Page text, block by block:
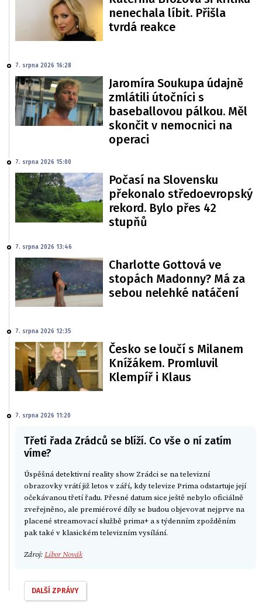
nenechala líbit. Přišla
tvrdá reakce
7. srpna 2026 16:28
Jaromíra Soukupa údajně
zmlátili útočníci s
baseballovou pálkou. Měl
skončit v nemocnici na
operaci
7. srpna 2026 15:00
Počasí na Slovensku
překonalo středoevropský
rekord. Bylo přes 42
stupňů
7. srpna 2026 13:46
Charlotte Gottová ve
stopách Madonny? Má za
sebou nelehké natáčení
7. srpna 2026 12:35
Česko se loučí s Milanem
Knížákem. Promluvil
Klempíř i Klaus
7. srpna 2026 11:20
Třetí řada Zrádců se blíží. Co vše o ní zatím
víme?
Úspěšná detektivní reality show Zrádci se na televizní
obrazovky vrátí již letos v září, kdy televize Prima odstartuje její
očekávanou třetí řadu. Přesné datum sice ještě nebylo oficiálně
zveřejněno, ale premiérové díly se budou objevovat nejprve na
placené streamovací službě prima+ a s týdenním zpožděním
pak také v klasickém televizním vysílání.
Zdroj:Libor Novák
DALŠÍ ZPRÁVY